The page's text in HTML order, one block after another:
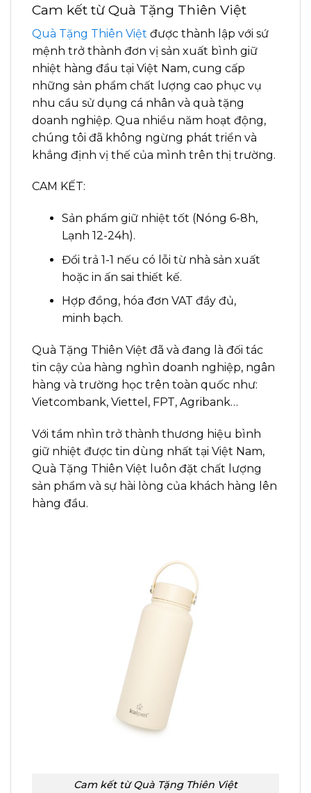
Cam kết từ Quà Tặng Thiên Việt
Quà Tặng Thiên Việt được thành lập với sứ
mệnh trở thành đơn vị sản xuất bình giữ
nhiệt hàng đầu tại Việt Nam, cung cấp
những sản phẩm chất lượng cao phục vụ
nhu cầu sử dụng cá nhân và quà tặng
doanh nghiệp. Qua nhiều năm hoạt động,
chúng tôi đã không ngừng phát triển và
khẳng định vị thế của mình trên thị trường.
CAM KẾT:
Sản phẩm giữ nhiệt tốt (Nóng 6-8h,
Lạnh 12-24h).
Đổi trả 1-1 nếu có lỗi từ nhà sản xuất
hoặc in ấn sai thiết kế.
Hợp đồng, hóa đơn VAT đầy đủ,
minh bạch.
Quà Tặng Thiên Việt đã và đang là đối tác
tin cậy của hàng nghìn doanh nghiệp, ngân
hàng và trường học trên toàn quốc như:
Vietcombank, Viettel, FPT, Agribank…
Với tầm nhìn trở thành thương hiệu bình
giữ nhiệt được tin dùng nhất tại Việt Nam,
Quà Tặng Thiên Việt luôn đặt chất lượng
sản phẩm và sự hài lòng của khách hàng lên
hàng đầu.
Cam kết từ Quà Tặng Thiên Việt